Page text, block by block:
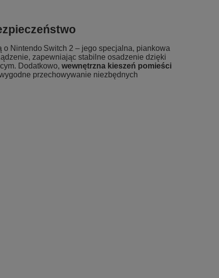
o Nintendo Switch 2 – jego specjalna, piankowa
zapewniając stabilne osadzenie dzięki
Dodatkowo, wewnętrzna kieszeń pomieści
przechowywanie niezbędnych